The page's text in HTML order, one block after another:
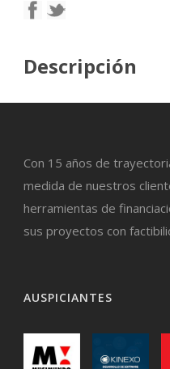
Descripción
Con 15 años de
medida de nuestros
herramientas de
sus proyectos con
AUSPICIANTES